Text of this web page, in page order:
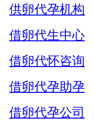
供卵代孕机构
借卵代生中心
借卵代怀咨询
借卵代孕助孕
借卵代孕公司